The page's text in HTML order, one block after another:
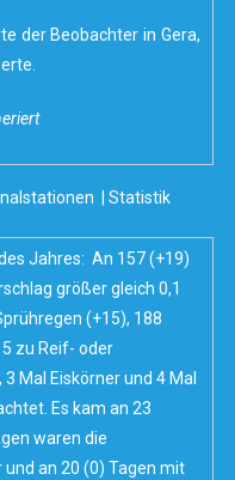
der Beobachter in Gera,
Statistik
Jahres: An 157 (+19)
größer gleich 0,1
(+15), 188
zu Reif- oder
Mal Eiskörner und 4 Mal
Es kam an 23
waren die
und an 20 (0) Tagen mit